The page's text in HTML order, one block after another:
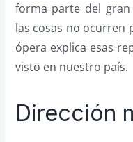
forma parte del
las cosas no ocurren
ópera explica esas
visto en nuestro país.
Dirección